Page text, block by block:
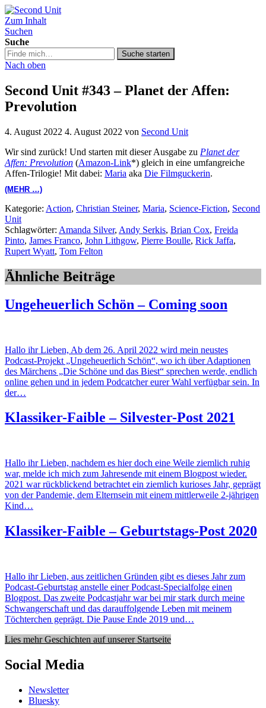
Second Unit
Zum Inhalt
Suchen
Suche
Suche
in
podcast.de/
Suche starten
Nach oben
Second Unit #343 – Planet der Affen:
Prevolution
4. August 2022 4. August 2022 von Second Unit
Wir sind zurück! Und starten mit dieser Ausgabe zu Planet der
Affen: Prevolution (Amazon-Link*) gleich in eine umfangreiche
Affen-Trilogie! Mit dabei: Maria aka Die Filmguckerin.
(MEHR …)
Kategorie: Action, Christian Steiner, Maria, Science-Fiction, Second
Unit
Schlagwörter: Amanda Silver, Andy Serkis, Brian Cox, Freida
Pinto, James Franco, John Lithgow, Pierre Boulle, Rick Jaffa,
Rupert Wyatt, Tom Felton
Ähnliche Beiträge
Ungeheuerlich Schön – Coming soon
Hallo ihr Lieben, Ab dem 26. April 2022 wird mein neustes
Podcast-Projekt „Ungeheuerlich Schön“, wo ich über Adaptionen
des Märchens „Die Schöne und das Biest“ sprechen werde, endlich
online gehen und in jedem Podcatcher eurer Wahl verfügbar sein. In
der…
Klassiker-Faible – Silvester-Post 2021
Hallo ihr Lieben, nachdem es hier doch eine Weile ziemlich ruhig
war, melde ich mich zum Jahresende mit einem Blogpost wieder.
2021 war rückblickend betrachtet ein ziemlich kurioses Jahr, geprägt
von der Pandemie, dem Elternsein mit einem mittlerweile 2-jährigen
Kind…
Klassiker-Faible – Geburtstags-Post 2020
Hallo ihr Lieben, aus zeitlichen Gründen gibt es dieses Jahr zum
Podcast-Geburtstag anstelle einer Podcast-Specialfolge einen
Blogpost. Das zweite Podcastjahr war bei mir stark durch meine
Schwangerschaft und das darauffolgende Leben mit meinem
Töchterchen geprägt. Die Pause Ende 2019 und…
Lies mehr Geschichten auf unserer Startseite
Social Media
Newsletter
Bluesky